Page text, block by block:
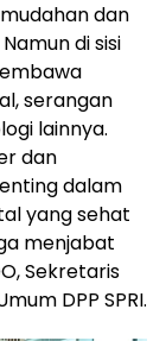
dan
di sisi
serangan
lainnya.
dan
dalam
yang sehat
menjabat
Sekretaris
DPP SPRI.